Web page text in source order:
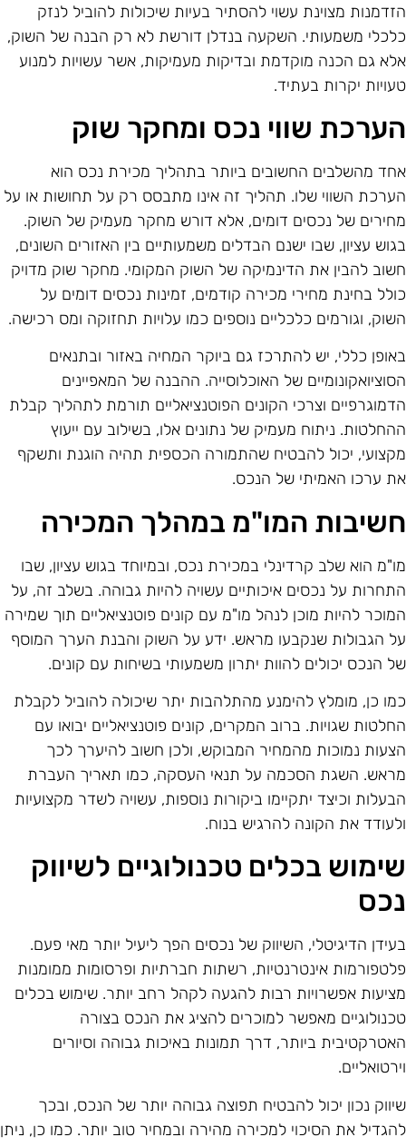
מצוינת עשוי להסתיר בעיות שיכולות להוביל לנזק
משמעותי. השקעה בנדלן דורשת לא רק הבנה של השוק,
גם הכנה מוקדמת ובדיקות מעמיקות, אשר עשויות למנוע
יקרות בעתיד.
שווי נכס ומחקר שוק
מהשלבים החשובים ביותר בתהליך מכירת נכס הוא
השווי שלו. תהליך זה אינו מתבסס רק על תחושות או על
של נכסים דומים, אלא דורש מחקר מעמיק של השוק.
עציון, שבו ישנם הבדלים משמעותיים בין האזורים השונים,
להבין את הדינמיקה של השוק המקומי. מחקר שוק מדויק
בחינת מחירי מכירה קודמים, זמינות נכסים דומים על
וגורמים כלכליים נוספים כמו עלויות תחזוקה ומס רכישה.
כללי, יש להתרכז גם ביוקר המחיה באזור ובתנאים
של האוכלוסייה. ההבנה של המאפיינים
וצרכי הקונים הפוטנציאליים תורמת לתהליך קבלת
ניתוח מעמיק של נתונים אלו, בשילוב עם ייעוץ
יכול להבטיח שהתמורה הכספית תהיה הוגנת ותשקף
ערכו האמיתי של הנכס.
המו"מ במהלך המכירה
הוא שלב קרדינלי במכירת נכס, ובמיוחד בגוש עציון, שבו
על נכסים איכותיים עשויה להיות גבוהה. בשלב זה, על
להיות מוכן לנהל מו"מ עם קונים פוטנציאליים תוך שמירה
הגבולות שנקבעו מראש. ידע על השוק והבנת הערך המוסף
הנכס יכולים להוות יתרון משמעותי בשיחות עם קונים.
כן, מומלץ להימנע מהתלהבות יתר שיכולה להוביל לקבלת
שגויות. ברוב המקרים, קונים פוטנציאליים יבואו עם
נמוכות מהמחיר המבוקש, ולכן חשוב להיערך לכך
השגת הסכמה על תנאי העסקה, כמו תאריך העברת
וכיצד יתקיימו ביקורות נוספות, עשויה לשדר מקצועיות
את הקונה להרגיש בנוח.
בכלים טכנולוגיים לשיווק
הדיגיטלי, השיווק של נכסים הפך ליעיל יותר מאי פעם.
אינטרנטיות, רשתות חברתיות ופרסומות ממומנות
אפשרויות רבות להגעה לקהל רחב יותר. שימוש בכלים
מאפשר למוכרים להציג את הנכס בצורה
ביותר, דרך תמונות באיכות גבוהה וסיורים
נכון יכול להבטיח תפוצה גבוהה יותר של הנכס, ובכך
את הסיכוי למכירה מהירה ובמחיר טוב יותר. כמו כן, ניתן